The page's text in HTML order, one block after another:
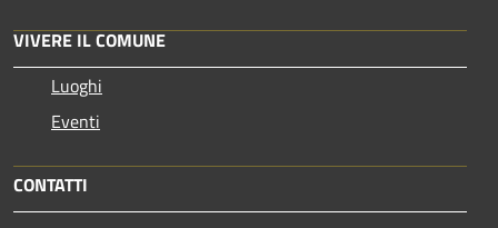
VIVERE IL COMUNE
Luoghi
Eventi
CONTATTI